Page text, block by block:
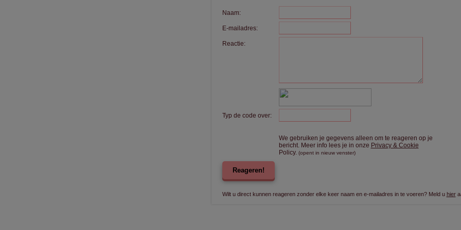
Naam:
E-mailadres:
Reactie:
Typ de code over:
We gebruiken je gegevens alleen om te reageren op je
bericht. Meer info lees je in onze Privacy & Cookie
Policy. (opent in nieuw venster)
Reageren!
Wilt u direct kunnen reageren zonder elke keer naam en e-mailadres in te voeren? Meld u hier